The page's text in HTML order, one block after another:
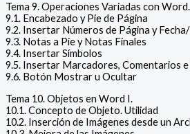
Tema 9. Operaciones Variadas con Word.
9.1. Encabezado y Pie de Página
9.2. Insertar Números de Página y
9.3. Notas a Pie y Notas Finales
9.4. Insertar Símbolos
9.5. Insertar Marcadores, Comentarios
9.6. Botón Mostrar u Ocultar
Tema 10. Objetos en Word I.
10.1. Concepto de Objeto. Utilidad
10.2. Inserción de Imágenes desde un